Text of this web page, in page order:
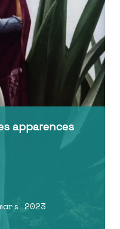
apparences
2023